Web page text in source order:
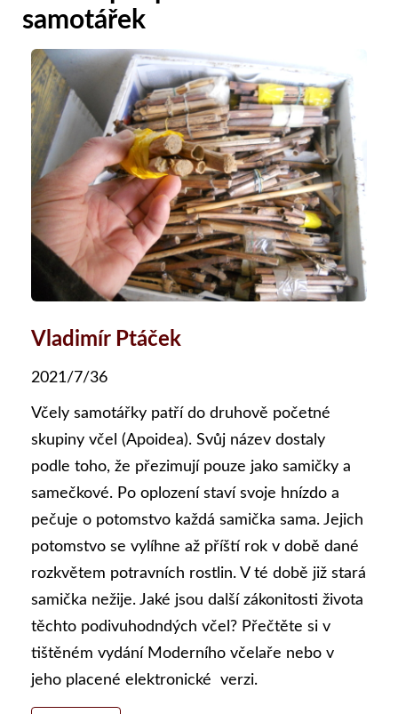
samotářek
Vladimír Ptáček
2021/7/36
Včely samotářky patří do druhově početné
skupiny včel (Apoidea). Svůj název dostaly
podle toho, že přezimují pouze jako samičky a
samečkové. Po oplození staví svoje hnízdo a
pečuje o potomstvo každá samička sama. Jejich
potomstvo se vylíhne až příští rok v době dané
rozkvětem potravních rostlin. V té době již stará
samička nežije. Jaké jsou další zákonitosti života
těchto podivuhodndých včel? Přečtěte si v
tištěném vydání Moderního včelaře nebo v
jeho placené elektronické verzi.